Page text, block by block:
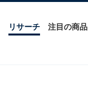
リサーチ 注目の商品